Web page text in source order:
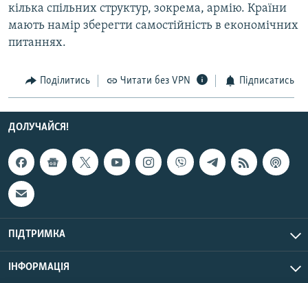
кілька спільних структур, зокрема, армію. Країни
мають намір зберегти самостійність в економічних
питаннях.
Поділитись Читати без VPN Підписатись
ДОЛУЧАЙСЯ!
ПІДТРИМКА
ІНФОРМАЦІЯ